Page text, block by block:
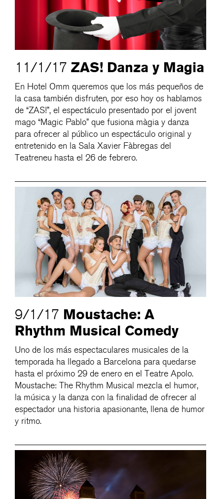
11/1/17 ZAS! Danza y Magia
En Hotel Omm queremos que los más pequeños de
la casa también disfruten, por eso hoy os hablamos
de “ZAS!”, el espectáculo presentado por el jovent
mago “Magic Pablo” que fusiona màgia y danza
para ofrecer al público un espectáculo original y
entretenido en la Sala Xavier Fàbregas del
Teatreneu hasta el 26 de febrero.
9/1/17 Moustache: A
Rhythm Musical Comedy
Uno de los más espectaculares musicales de la
temporada ha llegado a Barcelona para quedarse
hasta el próximo 29 de enero en el Teatre Apolo.
Moustache: The Rhythm Musical mezcla el humor,
la música y la danza con la finalidad de ofrecer al
espectador una historia apasionante, llena de humor
y ritmo.